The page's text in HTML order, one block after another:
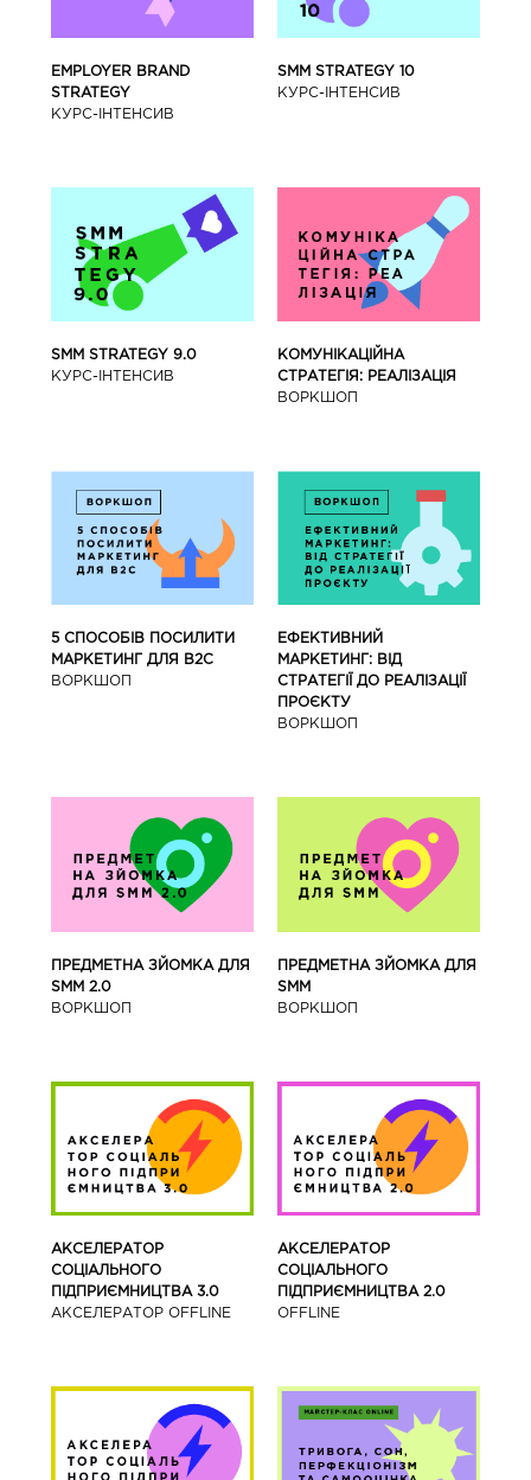
EMPLOYER BRAND
STRATEGY
КУРС-IНТЕНСИВ
SMM STRATEGY 10
КУРС-IНТЕНСИВ
SMM STRATEGY 9.0
КУРС-IНТЕНСИВ
КОМУНІКАЦІЙНА
СТРАТЕГІЯ: РЕАЛІЗАЦІЯ
ВОРКШОП
5 СПОСОБІВ ПОСИЛИТИ
МАРКЕТИНГ ДЛЯ В2С
ВОРКШОП
ЕФЕКТИВНИЙ
МАРКЕТИНГ: ВІД
СТРАТЕГІЇ ДО РЕАЛІЗАЦІЇ
ПРОЄКТУ
ВОРКШОП
ПРЕДМЕТНА ЗЙОМКА ДЛЯ
SMM 2.0
ВОРКШОП
ПРЕДМЕТНА ЗЙОМКА ДЛЯ
SMM
ВОРКШОП
АКСЕЛЕРАТОР
СОЦІАЛЬНОГО
ПІДПРИЄМНИЦТВА 3.0
АКСЕЛЕРАТОР OFFLINE
АКСЕЛЕРАТОР
СОЦІАЛЬНОГО
ПІДПРИЄМНИЦТВА 2.0
OFFLINE